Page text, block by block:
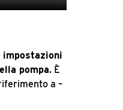
impostazioni
pompa. È
a –